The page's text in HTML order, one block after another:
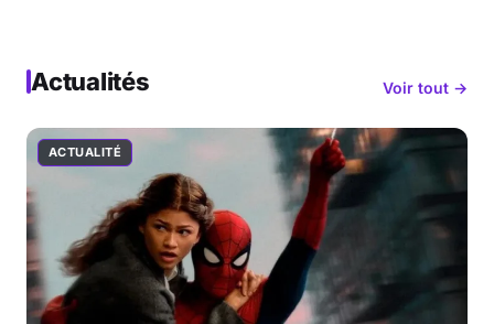
Actualités Voir tout →
ACTUALITÉ